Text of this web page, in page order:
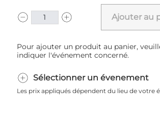
Ajouter au
Pour ajouter un produit au panier,
indiquer l'événement concerné.
Sélectionner un évenement
Les prix appliqués dépendent du lieu de votre